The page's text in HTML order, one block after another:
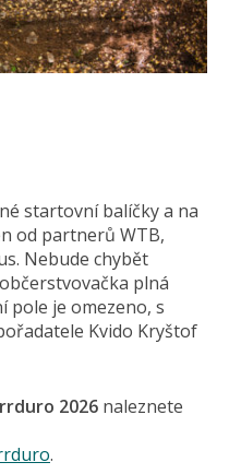
startovní balíčky a na
od partnerů WTB,
Nebude chybět
plná
pole je omezeno, s
Kvido Kryštof
2026 naleznete
.